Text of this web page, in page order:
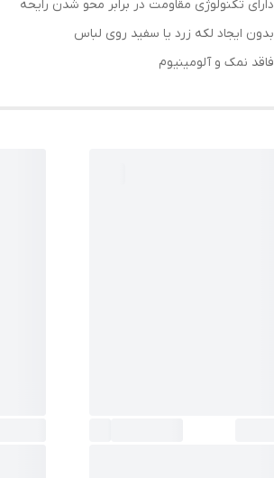
دارای تکنولوژی مقاومت در برابر محو شدن رایحه
بدون ایجاد لکه زرد یا سفید روی لباس
فاقد نمک و آلومینیوم